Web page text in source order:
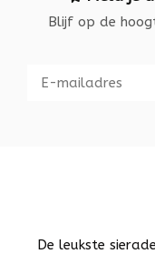
Blijf op de
De leukste